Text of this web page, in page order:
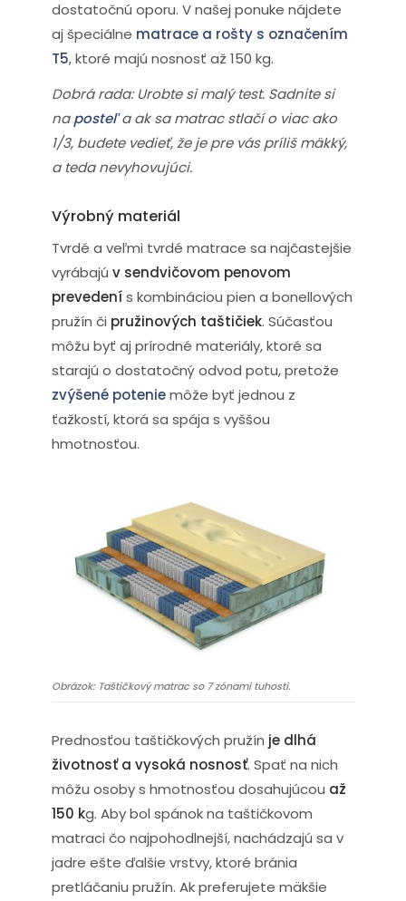
dostatočnú oporu. V našej ponuke nájdete
aj špeciálne matrace a rošty s označením
T5, ktoré majú nosnosť až 150 kg.
Dobrá rada: Urobte si malý test. Sadnite si
naposteľa ak sa matrac stlačí o viac ako
1/3, budete vedieť, že je pre vás príliš mäkký,
a teda nevyhovujúci.
Výrobný materiál
Tvrdé a veľmi tvrdé matrace sa najčastejšie
vyrábajú v sendvičovom penovom
prevedenís kombináciou pien a bonellových
pružín či pružinových taštičiek. Súčasťou
môžu byť aj prírodné materiály, ktoré sa
starajú o dostatočný odvod potu, pretože
zvýšené poteniemôže byť jednou z
ťažkostí, ktorá sa spája s vyššou
hmotnosťou.
Obrázok: Taštičkový matrac so 7 zónami tuhosti.
Prednosťou taštičkových pružín je dlhá
životnosť a vysoká nosnosť. Spať na nich
môžu osoby s hmotnosťou dosahujúcou až
150 kg. Aby bol spánok na taštičkovom
matraci čo najpohodlnejší, nachádzajú sa v
jadre ešte ďalšie vrstvy, ktoré bránia
pretláčaniu pružín. Ak preferujete mäkšie